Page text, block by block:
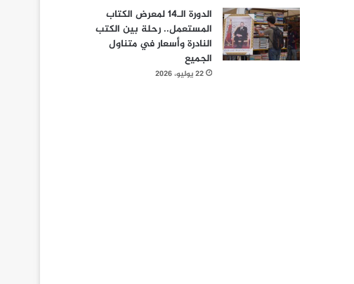
الدورة الـ14 لمعرض الكتاب
المستعمل.. رحلة بين الكتب
النادرة وأسعار في متناول
الجميع
22 يوليو، 2026